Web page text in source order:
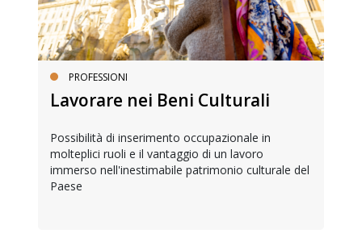
PROFESSIONI
Lavorare nei Beni Culturali
Possibilità di inserimento occupazionale in
molteplici ruoli e il vantaggio di un lavoro
immerso nell'inestimabile patrimonio culturale del
Paese